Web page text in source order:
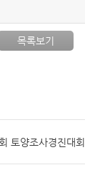
목록보기
토양조사경진대